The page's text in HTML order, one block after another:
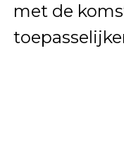
met de